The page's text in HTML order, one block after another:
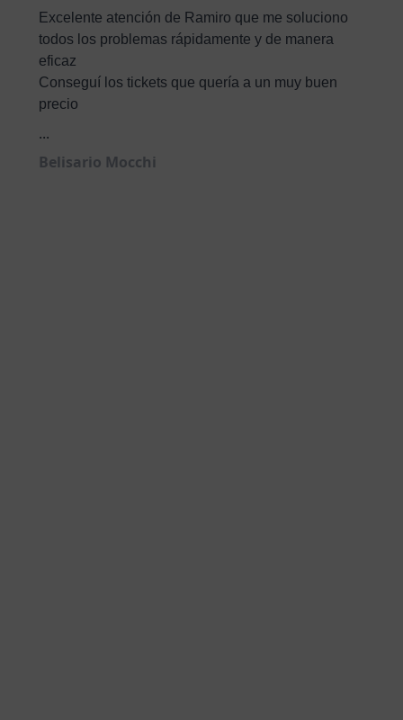
Excelente atención de Ramiro que me soluciono
todos los problemas rápidamente y de manera
eficaz
Conseguí los tickets que quería a un muy buen
precio
...
Belisario Mocchi